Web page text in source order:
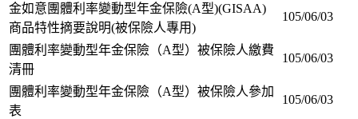
金如意團體利率變動型年金保險(A型)(GISAA)
商品特性摘要說明(被保險人專用)
105/06/03
團體利率變動型年金保險（A型）被保險人繳費
清冊
105/06/03
團體利率變動型年金保險（A型）被保險人參加
表
105/06/03